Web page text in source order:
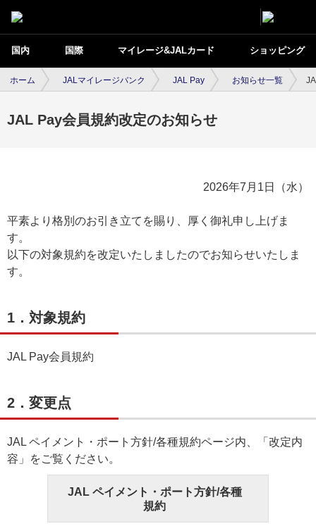
国内 国際 マイレージ&JALカード ショッピング
ホーム JALマイレージバンク JAL Pay お知らせ一覧
JAL Pay会員規約改定のお知らせ
2026年7月1日（水）
平素より格別のお引き立てを賜り、厚く御礼申し上げま
す。
以下の対象規約を改定いたしましたのでお知らせいたしま
す。
1．対象規約
JAL Pay会員規約
2．変更点
JAL ペイメント・ポート方針/各種規約ページ内、「改定内
容」をご覧ください。
JAL ペイメント・ポート方針/各種
規約